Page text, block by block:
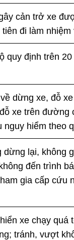
cản trở xe
đi làm nhiệm
quy định trên 20
dừng xe, đỗ
xe trên đường
nguy hiểm theo
dừng lại, không
đến trình
gia cấp cứu
xe chạy quá
tránh, vượt